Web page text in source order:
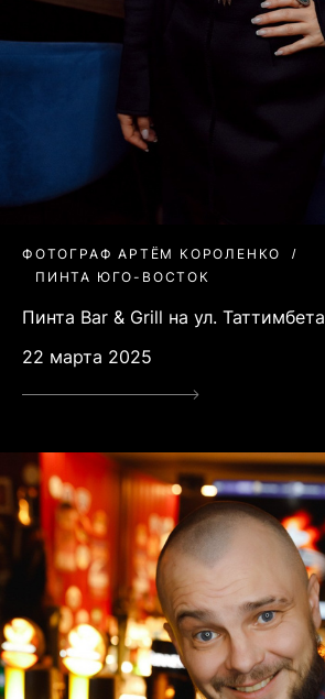
ФОТОГРАФ АРТЁМ КОРОЛЕНКО
ПИНТА ЮГО-ВОСТОК
Пинта Bar & Grill на ул. Таттимбета
22 марта 2025